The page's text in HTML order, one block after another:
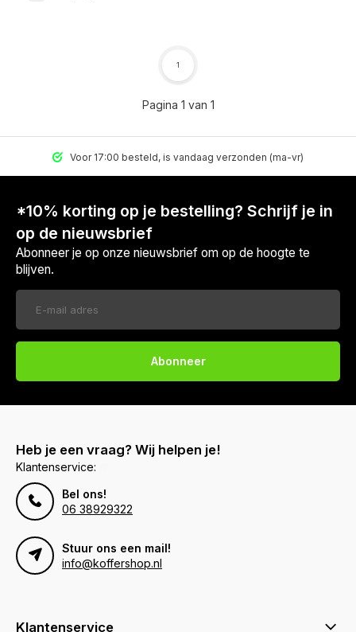
Pagina 1 van 1
1
Voor 17:00 besteld, is vandaag verzonden (ma-vr)
*10% korting op je bestelling? Schrijf je in
op de nieuwsbrief
Abonneer je op onze nieuwsbrief om op de hoogte te
blijven.
Abonneer
Heb je een vraag? Wij helpen je!
Klantenservice:
Bel ons!
06 38929322
Stuur ons een mail!
info@koffershop.nl
Klantenservice